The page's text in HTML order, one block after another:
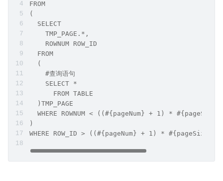
FROM
(
  SELECT
    TMP_PAGE.*,
    ROWNUM ROW_ID
  FROM
  (
    #查询语句
    SELECT *
      FROM TABLE
  )TMP_PAGE
WHERE ROWNUM < ((#{pageNum} + 1) *
)
WHERE ROW_ID > ((#{pageNum} + 1) *